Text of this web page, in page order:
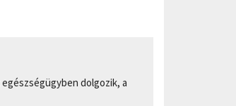
dolgozik, a